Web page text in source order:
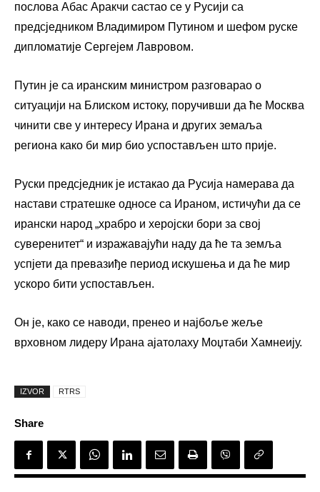
послова Абас Аракчи састао се у Русији са
предсједником Владимиром Путином и шефом руске
дипломатије Сергејем Лавровом.
Путин је са иранским министром разговарао о
ситуацији на Блиском истоку, поручивши да ће Москва
чинити све у интересу Ирана и других земаља
региона како би мир био успостављен што прије.
Руски предсједник је истакао да Русија намерава да
настави стратешке односе са Ираном, истичући да се
ирански народ „храбро и херојски бори за свој
суверенитет“ и изражавајући наду да ће та земља
успјети да превазиђе период искушења и да ће мир
ускоро бити успостављен.
Он је, како се наводи, пренео и најбоље жеље
врховном лидеру Ирана ајатолаху Моџтаби Хамнеију.
IZVOR RTRS
Share